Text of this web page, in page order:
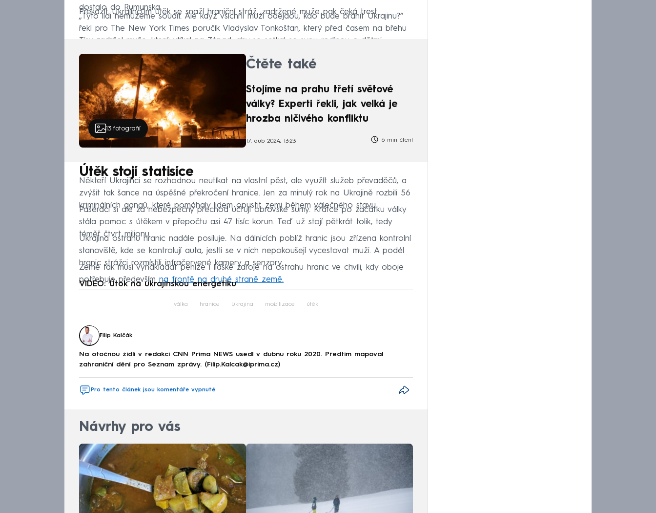
dostalo do Rumunska.
Překazit Ukrajincům útěk se snaží hraniční stráž, zadržené muže pak čeká trest.
„Tyto lidi nemůžeme soudit. Ale když všichni muži odejdou, kdo bude bránit Ukrajinu?“
řekl pro The New York Times poručík Vladyslav Tonkoštan, který před časem na břehu
Tisy zadržel muže, který utíkal na Západ, aby se setkal se svou rodinou a dětmi.
13 fotografií
Čtěte také
Stojíme na prahu třetí světové
války? Experti řekli, jak velká je
hrozba ničivého konfliktu
17. dub 2024, 13:23 6 min čtení
Útěk stojí statisíce
Někteří Ukrajinci se rozhodnou neutíkat na vlastní pěst, ale využít služeb převaděčů, a
zvýšit tak šance na úspěšné překročení hranice. Jen za minulý rok na Ukrajině rozbili 56
kriminálních gangů, které pomáhaly lidem opustit zemi během válečného stavu.
Pašeráci si ale za nebezpečný přechod účtují obrovské sumy. Krátce po začátku války
stála pomoc s útěkem v přepočtu asi 47 tisíc korun. Teď už stojí pětkrát tolik, tedy
téměř čtvrt milionu.
Ukrajina ostrahu hranic nadále posiluje. Na dálnicích poblíž hranic jsou zřízena kontrolní
stanoviště, kde se kontrolují auta, jestli se v nich nepokoušejí vycestovat muži. A podél
hranic strážci rozmístili infračervené kamery a senzory.
Země tak musí vynakládat peníze i lidské zdroje na ostrahu hranic ve chvíli, kdy oboje
potřebuje především na frontě na druhé straně země.
VIDEO: Útok na ukrajinskou energetiku
Failed to fetch
válka hranice Ukrajina mobilizace útěk
Filip Kalčák
Na otočnou židli v redakci CNN Prima NEWS usedl v dubnu roku 2020. Předtím mapoval
zahraniční dění pro Seznam zprávy. (Filip.Kalcak@iprima.cz)
Pro tento článek jsou komentáře vypnuté
Návrhy pro vás